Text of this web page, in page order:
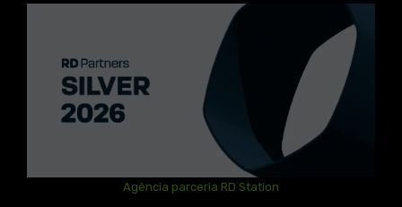
Agência parceria RD Station